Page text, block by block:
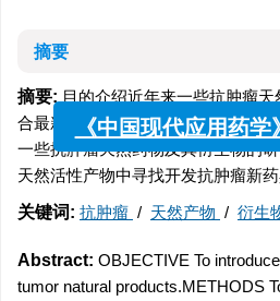
摘要
摘要: 目的介绍近年来一些抗肿瘤
合最新国内外文献报道,总结抗肿瘤
一些抗肿瘤天然药物及其衍生物的
天然活性产物中寻找开发抗肿瘤新药
关键词: 抗肿瘤 / 天然产物 / 衍生
Abstract: OBJECTIVE To
tumor natural products.METHODS
《中国现代应用药学